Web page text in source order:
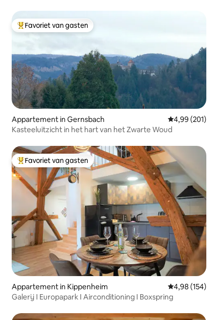
Topfavoriet van gasten
Favoriet van gasten
Appartement in Gernsbach Gemiddelde
4,99 (201)
Kasteeluitzicht in het hart van het Zwarte Woud
Topfavoriet van gasten
Favoriet van gasten
Appartement in Kippenheim Gemiddelde
4,98 (154)
Galerij I Europapark I Airconditioning I Boxspring